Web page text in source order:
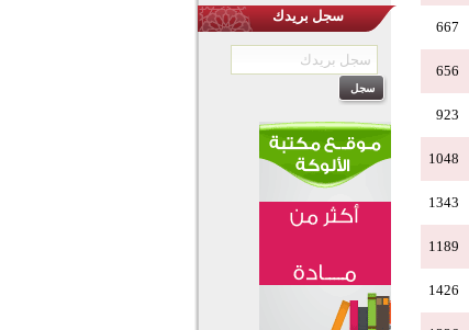
667
656
923
1048
1343
1189
1426
سجل بريدك